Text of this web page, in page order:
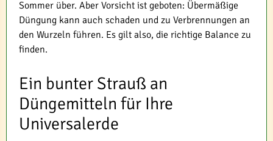
Sommer über. Aber Vorsicht ist geboten: Übermäßige
Düngung kann auch schaden und zu Verbrennungen an
den Wurzeln führen. Es gilt also, die richtige Balance zu
finden.
Ein bunter Strauß an
Düngemitteln für Ihre
Universalerde